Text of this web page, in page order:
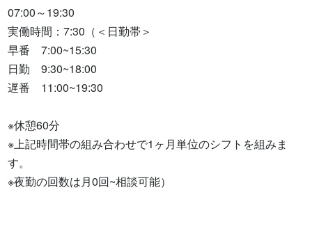
07:00～19:30
実働時間：7:30（＜日勤帯＞
早番　7:00~15:30
日勤　9:30~18:00
遅番　11:00~19:30
※休憩60分
※上記時間帯の組み合わせで1ヶ月単位のシフトを組みま
す。
※夜勤の回数は月0回~相談可能）